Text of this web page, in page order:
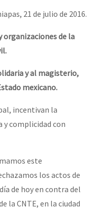
21 de julio de 2016.
organizaciones de la
y al magisterio,
mexicano.
incentivan la
y complicidad con
este
los actos de
de hoy en contra del
la CNTE, en la ciudad